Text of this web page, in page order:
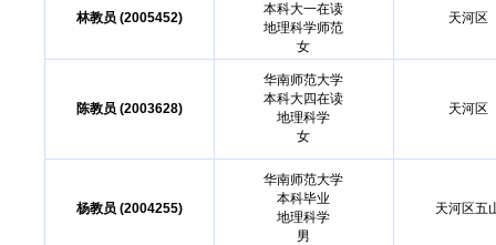
林教员 (2005452)
本科大一在读
地理科学师范
女
天河区
陈教员 (2003628)
华南师范大学
本科大四在读
地理科学
女
天河区
杨教员 (2004255)
华南师范大学
本科毕业
地理科学
男
天河区五